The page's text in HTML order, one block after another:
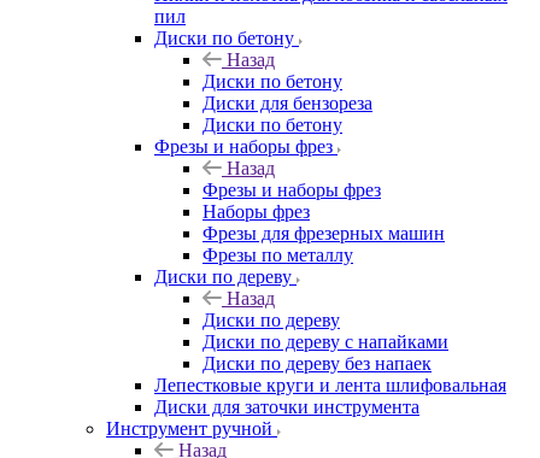
пил
Диски по бетону
Назад
Диски по бетону
Диски для бензореза
Диски по бетону
Фрезы и наборы фрез
Назад
Фрезы и наборы фрез
Наборы фрез
Фрезы для фрезерных машин
Фрезы по металлу
Диски по дереву
Назад
Диски по дереву
Диски по дереву с напайками
Диски по дереву без напаек
Лепестковые круги и лента шлифовальная
Диски для заточки инструмента
Инструмент ручной
Назад